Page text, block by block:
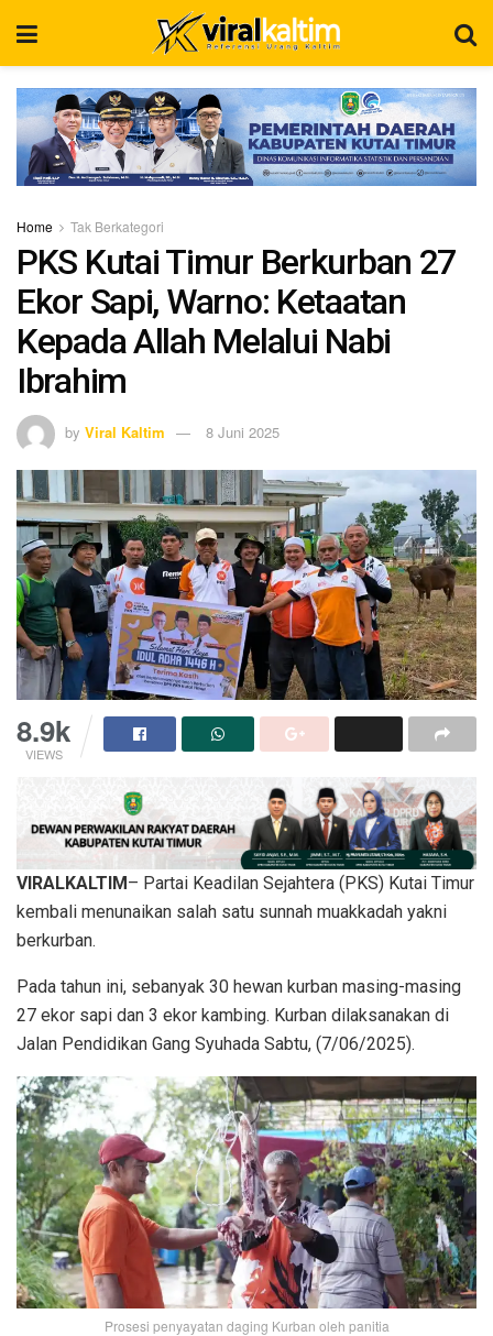
Home Tak Berkategori
PKS Kutai Timur Berkurban 27
Ekor Sapi, Warno: Ketaatan
Kepada Allah Melalui Nabi
Ibrahim
by Viral Kaltim 8 Juni 2025
8.9k
VIEWS
VIRALKALTIM– Partai Keadilan Sejahtera (PKS) Kutai Timur
kembali menunaikan salah satu sunnah muakkadah yakni
berkurban.
Pada tahun ini, sebanyak 30 hewan kurban masing-masing
27 ekor sapi dan 3 ekor kambing. Kurban dilaksanakan di
Jalan Pendidikan Gang Syuhada Sabtu, (7/06/2025).
Prosesi penyayatan daging Kurban oleh panitia